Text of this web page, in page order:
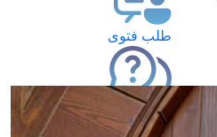
طلب فتوى
استعلام عن فتوى